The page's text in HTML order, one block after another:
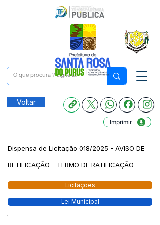
Voltar
Imprimir
Dispensa de Licitação 018/2025 - AVISO DE
RETIFICAÇÃO - TERMO DE RATIFICAÇÃO
Licitações
Lei Municipal